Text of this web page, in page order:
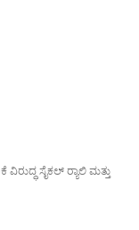
ಸೈಕಲ್ ರ್‍ಯಾಲಿ ಮತ್ತು